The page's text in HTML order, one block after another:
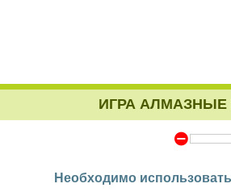
ИГРА АЛМАЗНЫЕ
Y
Необходимо